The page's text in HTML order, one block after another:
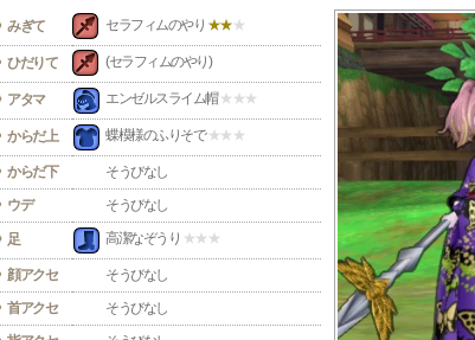
みぎて セラフィムのやり ★★★
ひだりて (セラフィムのやり)
アタマ エンゼルスライム帽★★★
からだ上 蝶模様のふりそで★★★
からだ下
そうびなし
ウデ
そうびなし
足 高潔なぞうり ★★★
顔アクセ
そうびなし
首アクセ
そうびなし